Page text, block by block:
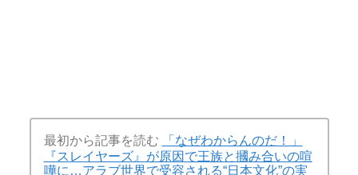
最初から記事を読む
「なぜわからんのだ！」
『スレイヤーズ』が原因で王族と摑み合いの喧
嘩に…アラブ世界で受容される“日本文化”の実